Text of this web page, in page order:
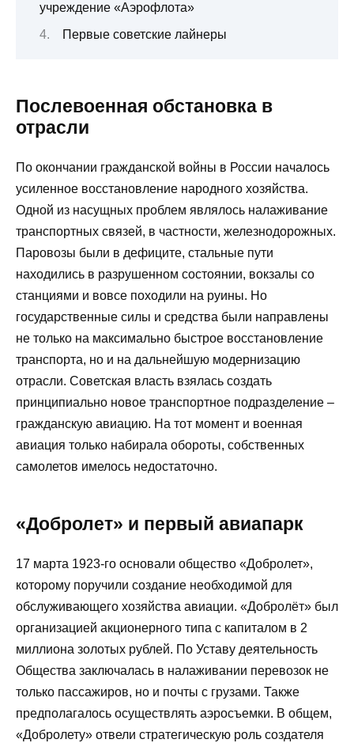
учреждение «Аэрофлота»
Первые советские лайнеры
Послевоенная обстановка в
отрасли
По окончании гражданской войны в России началось
усиленное восстановление народного хозяйства.
Одной из насущных проблем являлось налаживание
транспортных связей, в частности, железнодорожных.
Паровозы были в дефиците, стальные пути
находились в разрушенном состоянии, вокзалы со
станциями и вовсе походили на руины. Но
государственные силы и средства были направлены
не только на максимально быстрое восстановление
транспорта, но и на дальнейшую модернизацию
отрасли. Советская власть взялась создать
принципиально новое транспортное подразделение –
гражданскую авиацию. На тот момент и военная
авиация только набирала обороты, собственных
самолетов имелось недостаточно.
«Добролет» и первый авиапарк
17 марта 1923-го основали общество «Добролет»,
которому поручили создание необходимой для
обслуживающего хозяйства авиации. «Добролёт» был
организацией акционерного типа с капиталом в 2
миллиона золотых рублей. По Уставу деятельность
Общества заключалась в налаживании перевозок не
только пассажиров, но и почты с грузами. Также
предполагалось осуществлять аэросъемки. В общем,
«Добролету» отвели стратегическую роль создателя